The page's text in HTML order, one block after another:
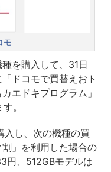
モ
を購入して、31日
ドコモで買替えおト
エドキプログラム」
。
入し、次の機種の買
」を利用した場合の
円、512GBモデルは